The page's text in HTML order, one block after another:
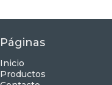
Páginas
Inicio
Productos